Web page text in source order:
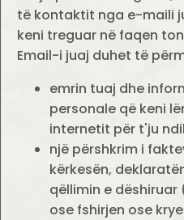
të kontaktit nga e-maili
keni treguar në faqen
Email-i juaj duhet të
emrin tuaj dhe
personale që keni
internetit për t'ju
një përshkrim i
kërkesën,
qëllimin e
ose fshirjen ose